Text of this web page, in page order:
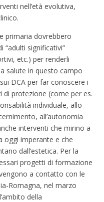
nell’età evolutiva,
primaria dovrebbero
“adulti significativi”
etc.) per renderli
salute in questo campo
DCA per far conoscere i
protezione (come per es.
individuale, allo
all’autonomia
interventi che mirino a
oggi imperante e che
dall’estetica. Per la
progetti di formazione
a contatto con le
Romagna, nel marzo
della